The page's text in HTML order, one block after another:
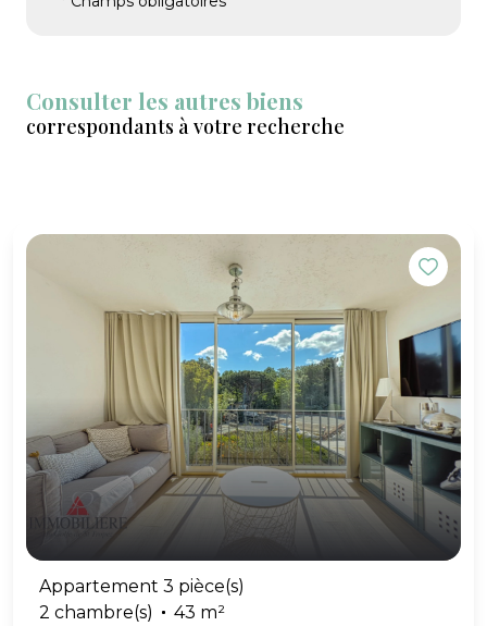
Consulter les autres biens
correspondants à votre recherche
Appartement 3 pièce(s)
2 chambre(s)
43 m²